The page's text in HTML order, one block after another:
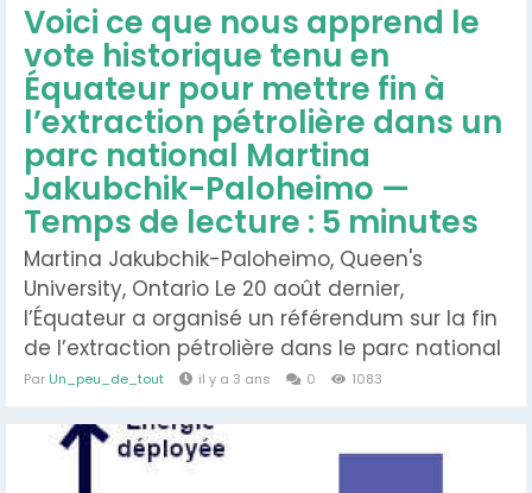
Voici ce que nous apprend le
vote historique tenu en
Équateur pour mettre fin à
l’extraction pétrolière dans un
parc national Martina
Jakubchik-Paloheimo —
Temps de lecture : 5 minutes
Martina Jakubchik-Paloheimo, Queen's
University, Ontario Le 20 août dernier,
l’Équateur a organisé un référendum sur la fin
de l’extraction pétrolière dans le parc national
Yasuní, ce qui représente une décision
l’extraction de combustibles fossiles dans les
régions d’une grande importance écologique.
Par Un_peu_de_tout il y a 3 ans 0 1083